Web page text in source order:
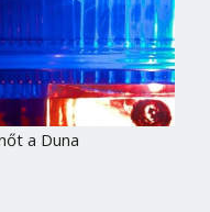
a Duna